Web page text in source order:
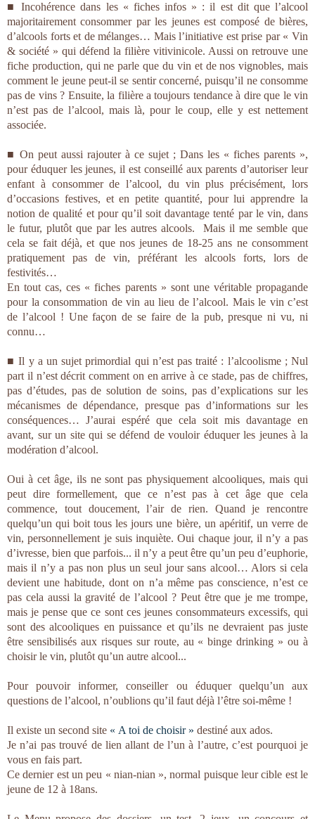
■ Incohérence dans les « fiches infos » : il est dit que l’alcool
majoritairement consommer par les jeunes est composé de bières,
d’alcools forts et de mélanges… Mais l’initiative est prise par « Vin
& société » qui défend la filière vitivinicole. Aussi on retrouve une
fiche production, qui ne parle que du vin et de nos vignobles, mais
comment le jeune peut-il se sentir concerné, puisqu’il ne consomme
pas de vins ? Ensuite, la filière a toujours tendance à dire que le vin
n’est pas de l’alcool, mais là, pour le coup, elle y est nettement
associée.
■ On peut aussi rajouter à ce sujet ; Dans les « fiches parents »,
pour éduquer les jeunes, il est conseillé aux parents d’autoriser leur
enfant à consommer de l’alcool, du vin plus précisément, lors
d’occasions festives, et en petite quantité, pour lui apprendre la
notion de qualité et pour qu’il soit davantage tenté par le vin, dans
le futur, plutôt que par les autres alcools. Mais il me semble que
cela se fait déjà, et que nos jeunes de 18-25 ans ne consomment
pratiquement pas de vin, préférant les alcools forts, lors de
festivités…
En tout cas, ces « fiches parents » sont une véritable propagande
pour la consommation de vin au lieu de l’alcool. Mais le vin c’est
de l’alcool ! Une façon de se faire de la pub, presque ni vu, ni
connu…
■ Il y a un sujet primordial qui n’est pas traité : l’alcoolisme ; Nul
part il n’est décrit comment on en arrive à ce stade, pas de chiffres,
pas d’études, pas de solution de soins, pas d’explications sur les
mécanismes de dépendance, presque pas d’informations sur les
conséquences… J’aurai espéré que cela soit mis davantage en
avant, sur un site qui se défend de vouloir éduquer les jeunes à la
modération d’alcool.
Oui à cet âge, ils ne sont pas physiquement alcooliques, mais qui
peut dire formellement, que ce n’est pas à cet âge que cela
commence, tout doucement, l’air de rien. Quand je rencontre
quelqu’un qui boit tous les jours une bière, un apéritif, un verre de
vin, personnellement je suis inquiète. Oui chaque jour, il n’y a pas
d’ivresse, bien que parfois... il n’y a peut être qu’un peu d’euphorie,
mais il n’y a pas non plus un seul jour sans alcool… Alors si cela
devient une habitude, dont on n’a même pas conscience, n’est ce
pas cela aussi la gravité de l’alcool ? Peut être que je me trompe,
mais je pense que ce sont ces jeunes consommateurs excessifs, qui
sont des alcooliques en puissance et qu’ils ne devraient pas juste
être sensibilisés aux risques sur route, au « binge drinking » ou à
choisir le vin, plutôt qu’un autre alcool...
Pour pouvoir informer, conseiller ou éduquer quelqu’un aux
questions de l’alcool, n’oublions qu’il faut déjà l’être soi-même !
Il existe un second site « A toi de choisir » destiné aux ados.
Je n’ai pas trouvé de lien allant de l’un à l’autre, c’est pourquoi je
vous en fais part.
Ce dernier est un peu « nian-nian », normal puisque leur cible est le
jeune de 12 à 18ans.